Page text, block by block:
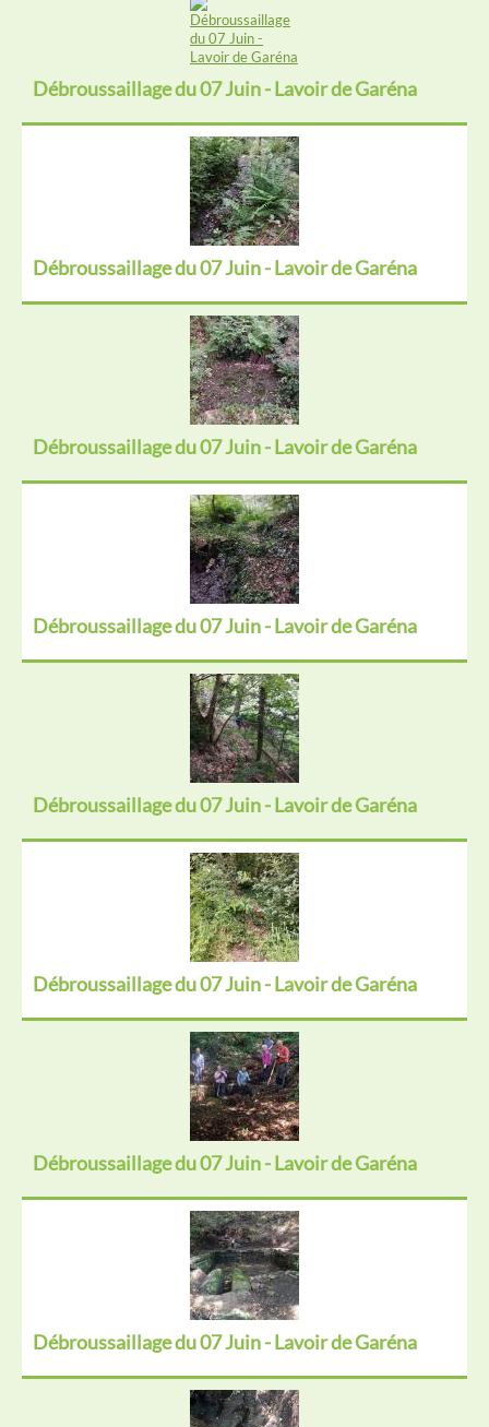
Débroussaillage du 07 Juin - Lavoir de Garéna
Débroussaillage du 07 Juin - Lavoir de Garéna
Débroussaillage du 07 Juin - Lavoir de Garéna
Débroussaillage du 07 Juin - Lavoir de Garéna
Débroussaillage du 07 Juin - Lavoir de Garéna
Débroussaillage du 07 Juin - Lavoir de Garéna
Débroussaillage du 07 Juin - Lavoir de Garéna
Débroussaillage du 07 Juin - Lavoir de Garéna